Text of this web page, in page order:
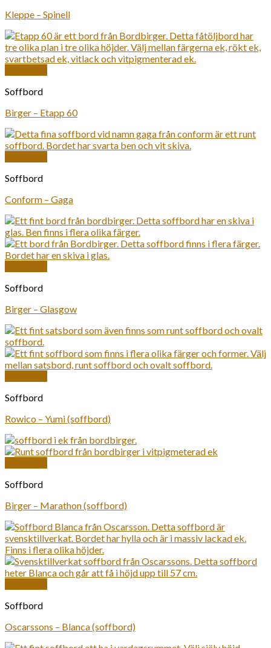
Kleppe – Spinell
Soffbord
Birger – Etapp 60
Soffbord
Conform – Gaga
Soffbord
Birger – Glasgow
Soffbord
Rowico – Yumi (soffbord)
Soffbord
Birger – Marathon (soffbord)
Soffbord
Oscarssons – Blanca (soffbord)